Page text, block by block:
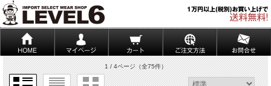
1 / 4ページ（全75件）